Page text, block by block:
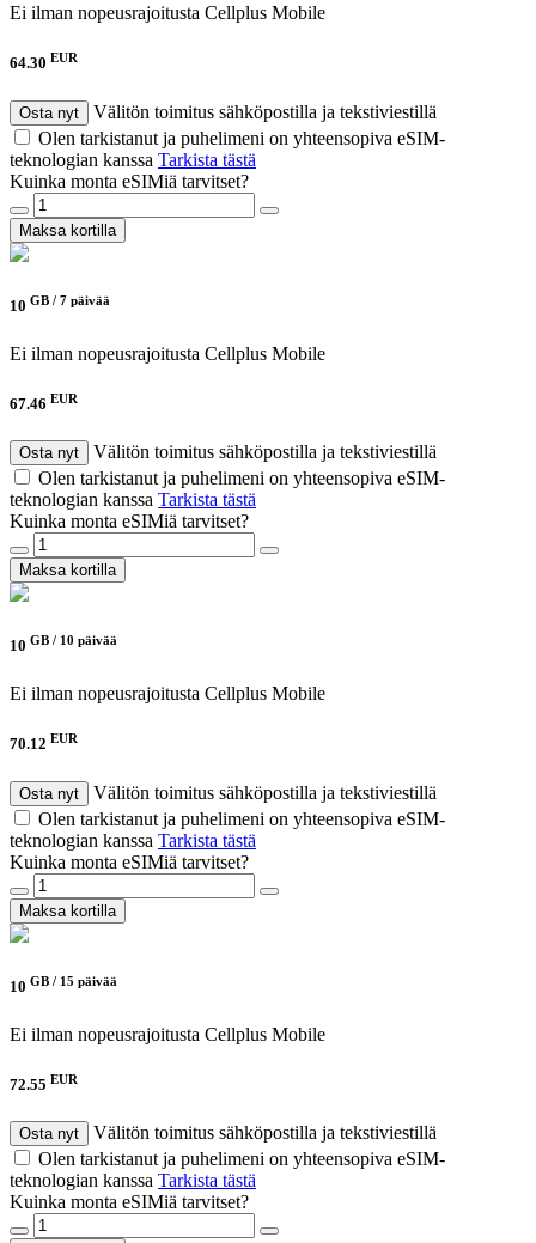
Ei ilman nopeusrajoitusta Cellplus Mobile
64.30 EUR
Osta nyt
Välitön toimitus sähköpostilla ja tekstiviestillä
Olen tarkistanut ja puhelimeni on yhteensopiva eSIM-
teknologian kanssa Tarkista tästä
Kuinka monta eSIMiä tarvitset?
Maksa kortilla
10 GB / 7 päivää
Ei ilman nopeusrajoitusta Cellplus Mobile
67.46 EUR
Osta nyt
Välitön toimitus sähköpostilla ja tekstiviestillä
Olen tarkistanut ja puhelimeni on yhteensopiva eSIM-
teknologian kanssa Tarkista tästä
Kuinka monta eSIMiä tarvitset?
Maksa kortilla
10 GB / 10 päivää
Ei ilman nopeusrajoitusta Cellplus Mobile
70.12 EUR
Osta nyt
Välitön toimitus sähköpostilla ja tekstiviestillä
Olen tarkistanut ja puhelimeni on yhteensopiva eSIM-
teknologian kanssa Tarkista tästä
Kuinka monta eSIMiä tarvitset?
Maksa kortilla
10 GB / 15 päivää
Ei ilman nopeusrajoitusta Cellplus Mobile
72.55 EUR
Osta nyt
Välitön toimitus sähköpostilla ja tekstiviestillä
Olen tarkistanut ja puhelimeni on yhteensopiva eSIM-
teknologian kanssa Tarkista tästä
Kuinka monta eSIMiä tarvitset?